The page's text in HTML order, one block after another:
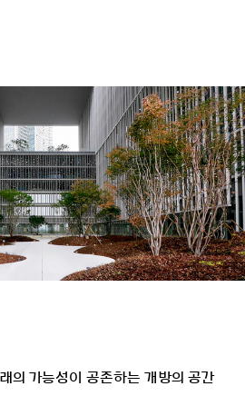
의 가능성이 공존하는 개방의 공간